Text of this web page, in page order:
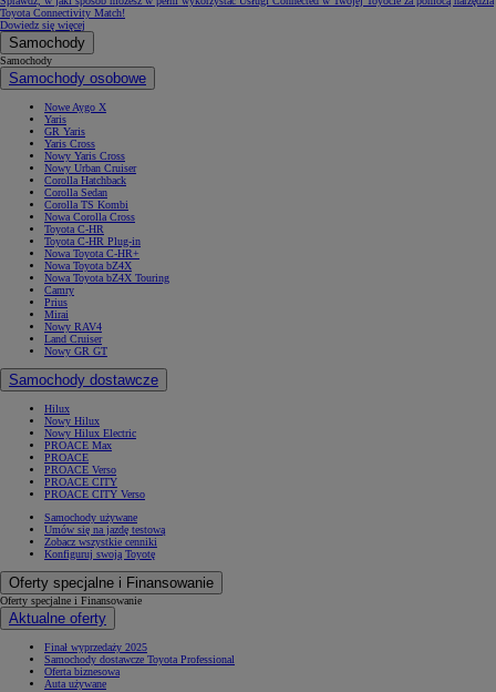
Toyota Connectivity Match!
Dowiedz się więcej
Samochody
Samochody
Samochody osobowe
Nowe Aygo X
Yaris
GR Yaris
Yaris Cross
Nowy Yaris Cross
Nowy Urban Cruiser
Corolla Hatchback
Corolla Sedan
Corolla TS Kombi
Nowa Corolla Cross
Toyota C-HR
Toyota C-HR Plug-in
Nowa Toyota C-HR+
Nowa Toyota bZ4X
Nowa Toyota bZ4X Touring
Camry
Prius
Mirai
Nowy RAV4
Land Cruiser
Nowy GR GT
Samochody dostawcze
Hilux
Nowy Hilux
Nowy Hilux Electric
PROACE Max
PROACE
PROACE Verso
PROACE CITY
PROACE CITY Verso
Samochody używane
Umów się na jazdę testową
Zobacz wszystkie cenniki
Konfiguruj swoją Toyotę
Oferty specjalne i Finansowanie
Oferty specjalne i Finansowanie
Aktualne oferty
Finał wyprzedaży 2025
Samochody dostawcze Toyota Professional
Oferta biznesowa
Auta używane